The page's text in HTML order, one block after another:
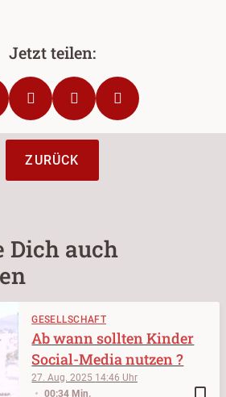
ZURÜCK
Dich auch
GESELLSCHAFT
27. Aug. 2025 14:46
00:34 Min.
Ab wann sollten Kinder
Social-Media nutzen ?